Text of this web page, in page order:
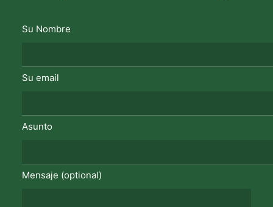
Su Nombre
Su email
Asunto
Mensaje (optional)